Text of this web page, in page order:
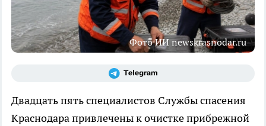
Фото ИИ newskrasnodar.ru
Двадцать пять специалистов Службы спасения
Краснодара привлечены к очистке прибрежной